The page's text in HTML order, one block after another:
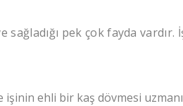
sağladığı pek çok fayda
ehli bir kaş dövmesi uzmanı